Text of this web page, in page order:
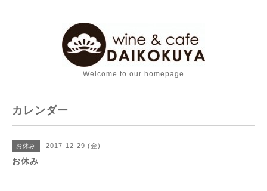
Welcome to our homepage
カレンダー
お休み 2017-12-29 (金)
お休み